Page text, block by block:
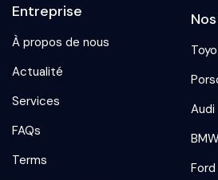
Entreprise
À propos de nous
Actualité
Services
FAQs
Terms
Audi
BMW
Ford